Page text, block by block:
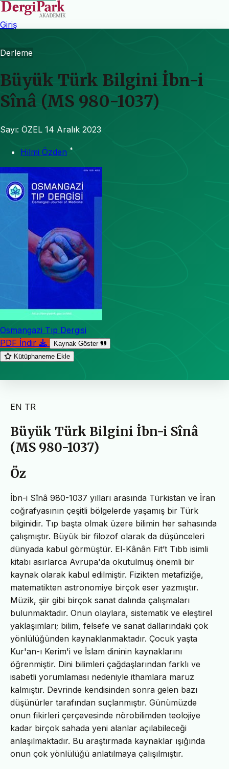
Giriş
Derleme
Büyük Türk Bilgini İbn-i
Sînâ (MS 980-1037)
Sayı: ÖZEL 14 Aralık 2023
Hilmi Özden *
Osmangazi Tıp Dergisi
PDF İndir
Kaynak Göster
Kütüphaneme Ekle
EN TR
Büyük Türk Bilgini İbn-i Sînâ
(MS 980-1037)
Öz
İbn-i Sînâ 980-1037 yılları arasında Türkistan ve İran
coğrafyasının çeşitli bölgelerde yaşamış bir Türk
bilginidir. Tıp başta olmak üzere bilimin her sahasında
çalışmıştır. Büyük bir filozof olarak da düşünceleri
dünyada kabul görmüştür. El-Kânân Fit’t Tıbb isimli
kitabı asırlarca Avrupa'da okutulmuş önemli bir
kaynak olarak kabul edilmiştir. Fizikten metafiziğe,
matematikten astronomiye birçok eser yazmıştır.
Müzik, şiir gibi birçok sanat dalında çalışmaları
bulunmaktadır. Onun olaylara, sistematik ve eleştirel
yaklaşımları; bilim, felsefe ve sanat dallarındaki çok
yönlülüğünden kaynaklanmaktadır. Çocuk yaşta
Kur'an-ı Kerim'i ve İslam dininin kaynaklarını
öğrenmiştir. Dini bilimleri çağdaşlarından farklı ve
isabetli yorumlaması nedeniyle ithamlara maruz
kalmıştır. Devrinde kendisinden sonra gelen bazı
düşünürler tarafından suçlanmıştır. Günümüzde
onun fikirleri çerçevesinde nörobilimden teolojiye
kadar birçok sahada yeni alanlar açılabileceği
anlaşılmaktadır. Bu araştırmada kaynaklar ışığında
onun çok yönlülüğü anlatılmaya çalışılmıştır.